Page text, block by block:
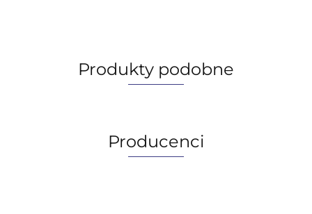
Produkty podobne
Producenci